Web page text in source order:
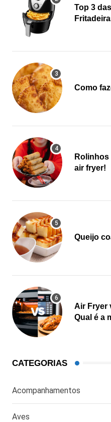
Top 3
Como
air fryer!
Queijo
Air Fryer
Qual é a
CATEGORIAS
Acompanhamentos
Aves